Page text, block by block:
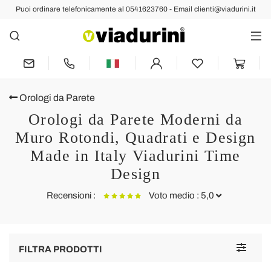
Puoi ordinare telefonicamente al 0541623760 - Email clienti@viadurini.it
Orologi da Parete
Orologi da Parete Moderni da
Muro Rotondi, Quadrati e Design
Made in Italy Viadurini Time
Design
Recensioni : Voto medio : 5,0
Die wand uhr ist super.
Toggle
FILTRA PRODOTTI